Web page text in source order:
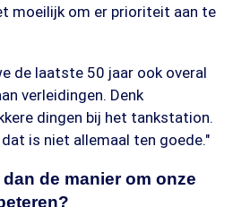
moeilijk om er prioriteit aan te
de laatste 50 jaar ook overal
verleidingen. Denk
dingen bij het tankstation.
is niet allemaal ten goede."
de manier om onze